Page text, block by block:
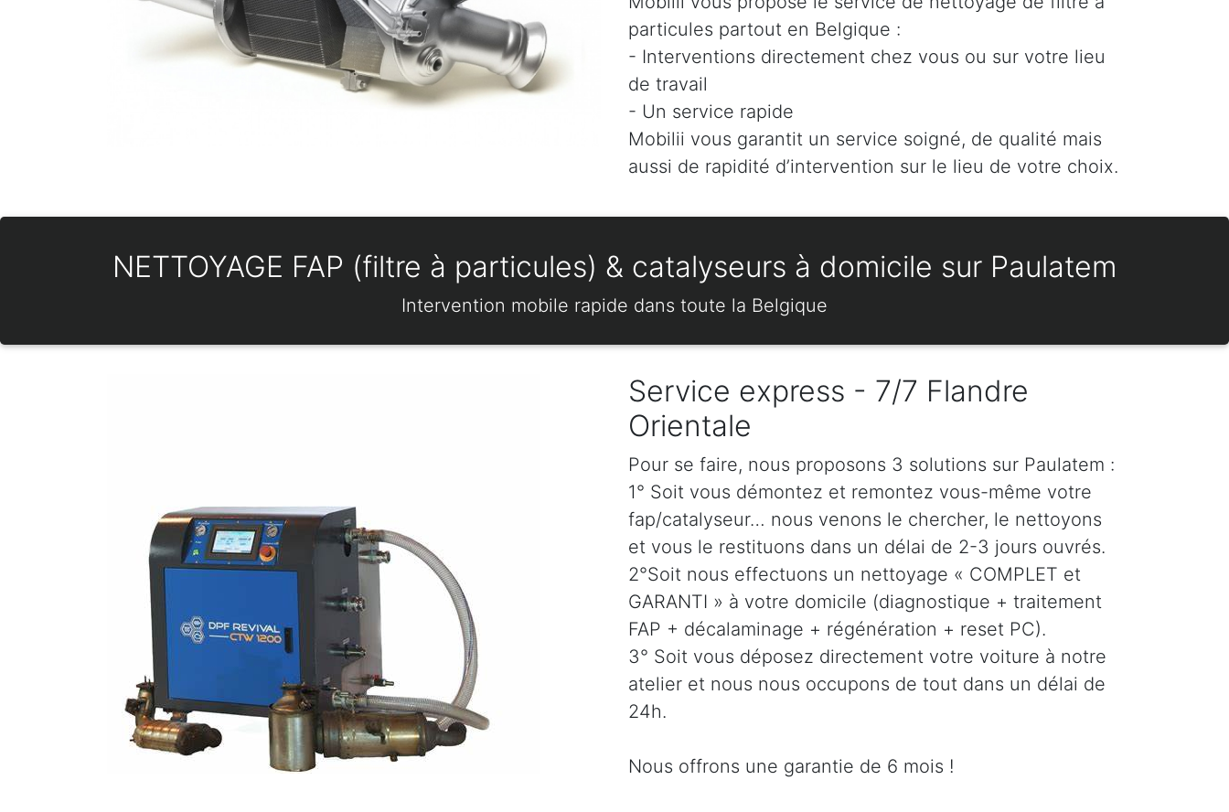
particules partout en Belgique :
- Interventions directement chez vous ou sur votre lieu
de travail
- Un service rapide
Mobilii vous garantit un service soigné, de qualité mais
aussi de rapidité d’intervention sur le lieu de votre choix.
NETTOYAGE FAP (filtre à particules) & catalyseurs à domicile sur Paulatem
Intervention mobile rapide dans toute la Belgique
Service express - 7/7 Flandre
Orientale
Pour se faire, nous proposons 3 solutions sur Paulatem :
1° Soit vous démontez et remontez vous-même votre
fap/catalyseur… nous venons le chercher, le nettoyons
et vous le restituons dans un délai de 2-3 jours ouvrés.
2°Soit nous effectuons un nettoyage « COMPLET et
GARANTI » à votre domicile (diagnostique + traitement
FAP + décalaminage + régénération + reset PC).
3° Soit vous déposez directement votre voiture à notre
atelier et nous nous occupons de tout dans un délai de
24h.
Nous offrons une garantie de 6 mois !